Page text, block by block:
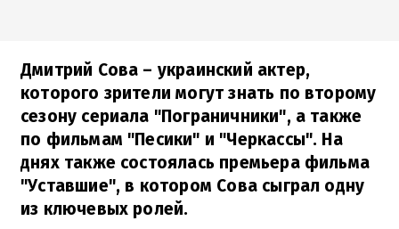
Дмитрий Сова – украинский актер,
которого зрители могут знать по второму
сезону сериала "Пограничники", а также
по фильмам "Песики" и "Черкассы". На
днях также состоялась премьера фильма
"Уставшие", в котором Сова сыграл одну
из ключевых ролей.